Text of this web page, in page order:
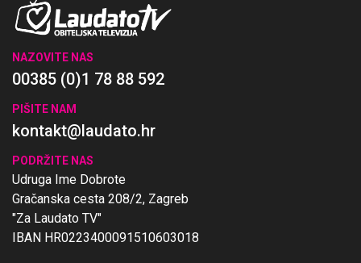
NAZOVITE NAS
00385 (0)1 78 88 592
PIŠITE NAM
kontakt@laudato.hr
PODRŽITE NAS
Udruga Ime Dobrote
Gračanska cesta 208/2, Zagreb
"Za Laudato TV"
IBAN HR0223400091510603018